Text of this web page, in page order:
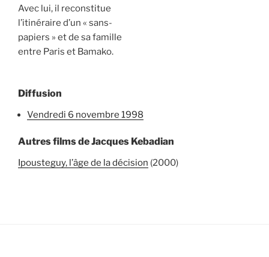
Avec lui, il reconstitue
l’itinéraire d’un « sans-
papiers » et de sa famille
entre Paris et Bamako.
Diffusion
vendredi 6 novembre 1998
Autres films de Jacques Kebadian
Ipousteguy, l’âge de la décision (2000)